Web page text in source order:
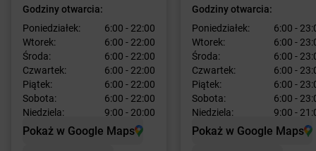
Godziny otwarcia:
Poniedziałek:
6:00 - 22:00
Wtorek:
6:00 - 22:00
Środa:
6:00 - 22:00
Czwartek:
6:00 - 22:00
Piątek:
6:00 - 22:00
Sobota:
6:00 - 22:00
Niedziela:
9:00 - 20:00
Pokaż w Google Maps
Godziny otwarcia:
Poniedziałek:
6:00 -
Wtorek:
6:00 -
Środa:
6:00 -
Czwartek:
6:00 -
Piątek:
6:00 -
Sobota:
6:00 -
Niedziela:
9:00 -
Pokaż w Google Maps